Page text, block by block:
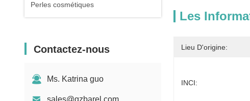
Perles cosmétiques
Contactez-nous
Ms. Katrina guo
sales@gzbarel.com
Les
Lieu D'origine:
INCI: